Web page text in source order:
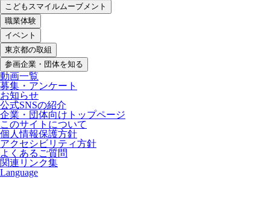
こどもスマイルムーブメント
職業体験
イベント
東京都の取組
参画企業・団体を知る
動画一覧
募集・アンケート
お知らせ
公式SNSの紹介
企業・団体向けトップページ
このサイトについて
個人情報保護方針
アクセシビリティ方針
よくあるご質問
関連リンク集
Language